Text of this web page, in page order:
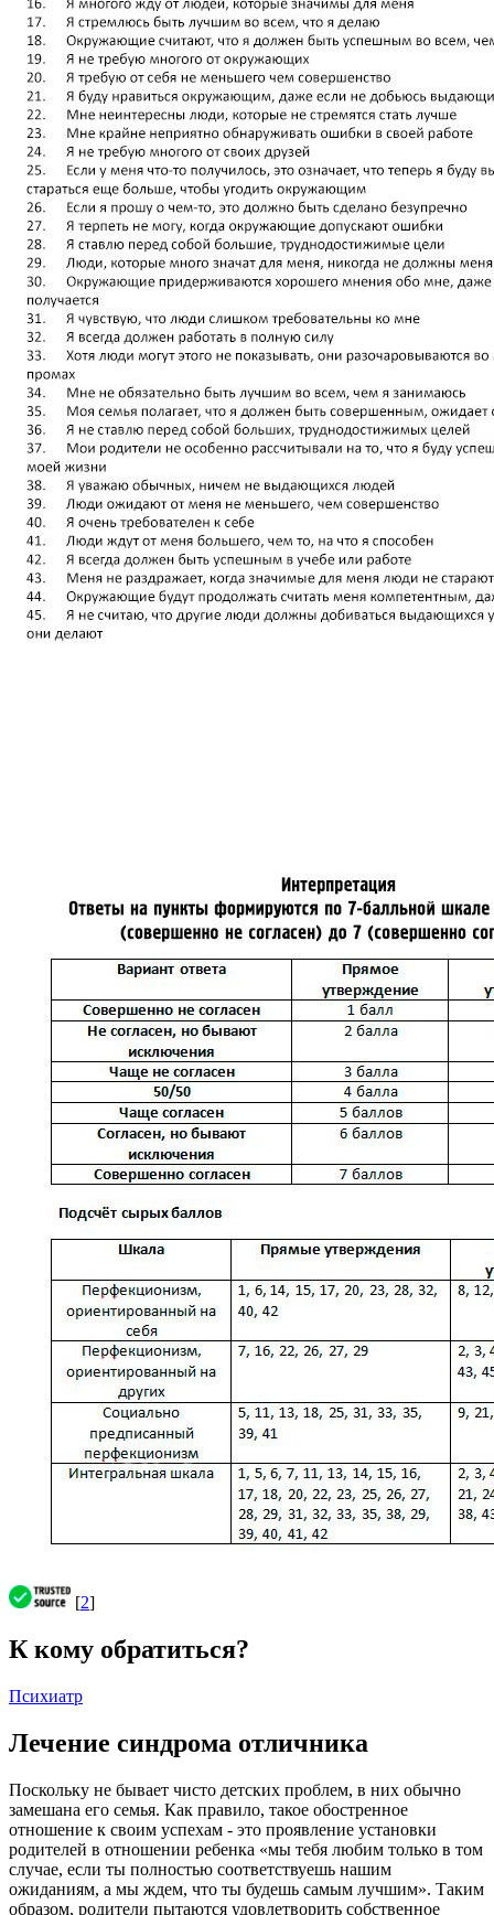
[2]
К кому обратиться?
Психиатр
Лечение синдрома отличника
Поскольку не бывает чисто детских проблем, в них обычно
замешана его семья. Как правило, такое обостренное
отношение к своим успехам - это проявление установки
родителей в отношении ребенка «мы тебя любим только в том
случае, если ты полностью соответствуешь нашим
ожиданиям, а мы ждем, что ты будешь самым лучшим». Таким
образом, родители пытаются удовлетворить собственное